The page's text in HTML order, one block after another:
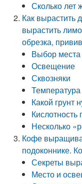
Сколько лет
Как вырастить
вырастить
обрезка,
Выбор
Освещение
Сквозняки
Температура
Какой грунт
Кислотность
Несколько
Кофе
подоконнике.
Секреты
Место и